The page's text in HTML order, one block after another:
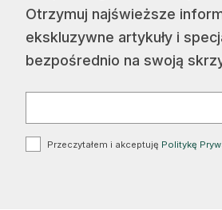
Otrzymuj najświeższe
ekskluzywne artykuły i
bezpośrednio na swoją
Przeczytałem i akceptuję Politykę